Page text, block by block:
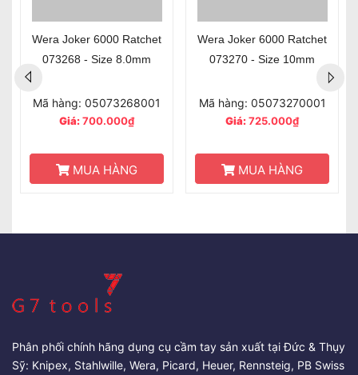
Wera Joker 6000 Ratchet
073268 - Size 8.0mm
Mã hàng: 05073268001
Giá:700.000₫
MUA HÀNG
Wera Joker 6000 Ratchet
073270 - Size 10mm
Mã hàng: 05073270001
Giá:725.000₫
MUA HÀNG
Phân phối chính hãng dụng cụ cầm tay sản xuất tại Đức & Thụy
Sỹ: Knipex, Stahlwille, Wera, Picard, Heuer, Rennsteig, PB Swiss